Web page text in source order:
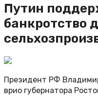
Путин
банкротство
Президент РФ
врио губернатора